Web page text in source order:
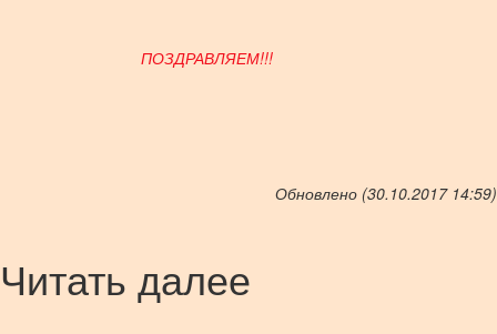
ПОЗДРАВЛЯЕМ!!!
Обновлено (30.10.2017 14:59)
Читать далее